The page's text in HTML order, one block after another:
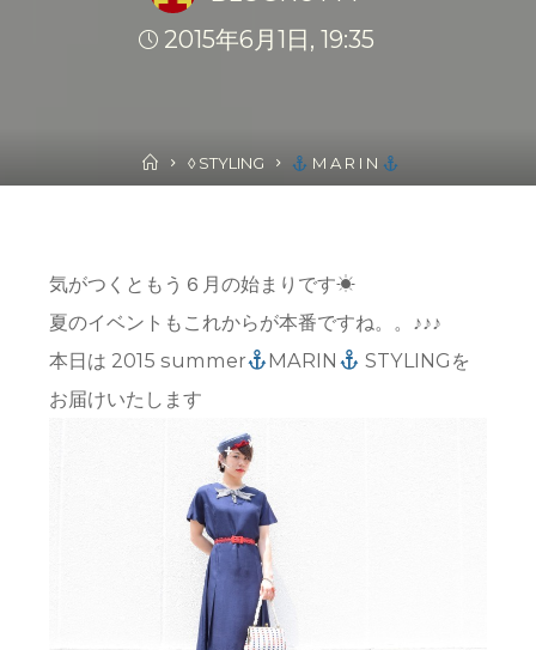
2015年6月1日, 19:35
Home
◊ STYLING M A R I N
気がつくともう６月の始まりです☀︎
夏のイベントもこれからが本番ですね。。♪♪♪
本日は 2015 summer
MARIN
STYLINGを
お届けいたします